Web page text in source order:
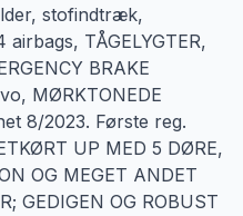
stofindtræk,
TÅGELYGTER,
BRAKE
MØRKTONEDE
8/2023. Første reg.
UP MED 5 DØRE,
OG MEGET ANDET
GEDIGEN OG ROBUST